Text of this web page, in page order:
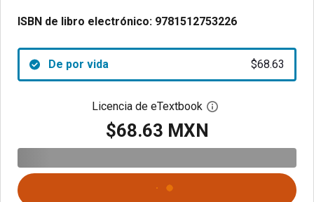
ISBN de libro electrónico: 9781512753226
De por vida $68.63
Licencia de eTextbook Abre el cuadro de
$68.63 MXN